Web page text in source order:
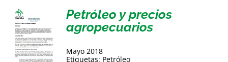
Petróleo y precios
agropecuarios
Mayo 2018
Etiquetas: Petróleo